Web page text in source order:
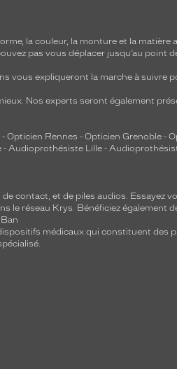
la couleur, la monture et la matière
pas vous déplacer jusqu’au point
vous expliqueront la marche à suivre
Nos experts seront également
- Opticien Rennes - Opticien Grenoble -
- Audioprothésiste Lille -
de contact, et de piles audios. Essayez
le réseau Krys. Bénéficiez également
médicaux qui constituent des